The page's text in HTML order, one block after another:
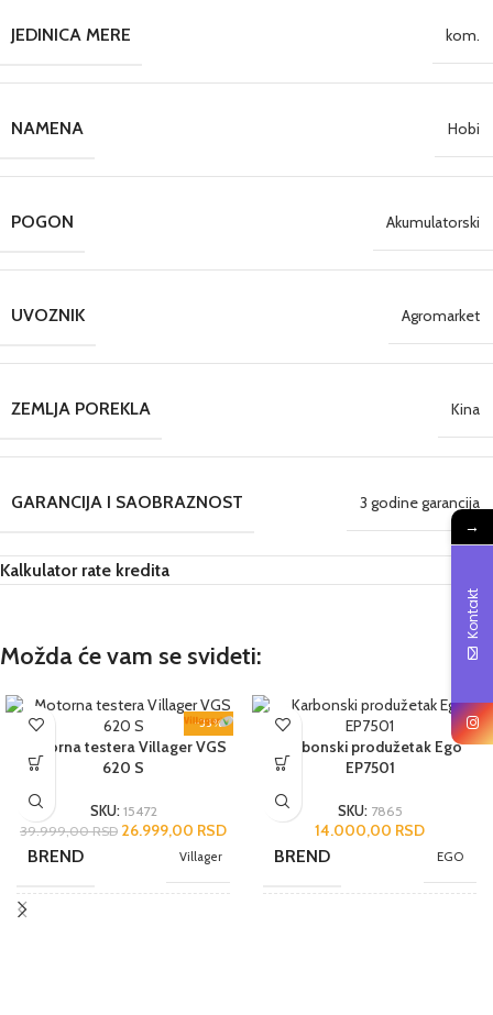
JEDINICA MERE kom.
NAMENA Hobi
POGON Akumulatorski
UVOZNIK Agromarket
ZEMLJA POREKLA Kina
GARANCIJA I SAOBRAZNOST 3 godine garancija
Kalkulator rate kredita
Možda će vam se svideti:
-33%
Motorna testera Villager VGS
620 S
SKU: 15472
39.999,00RSD 26.999,00 RSD
BREND Villager
Karbonski produžetak Ego
EP7501
SKU: 7865
14.000,00 RSD
BREND EGO
→
Kontakt